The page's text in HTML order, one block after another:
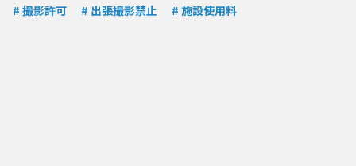
# 撮影許可
# 出張撮影禁止 # 施設使用料